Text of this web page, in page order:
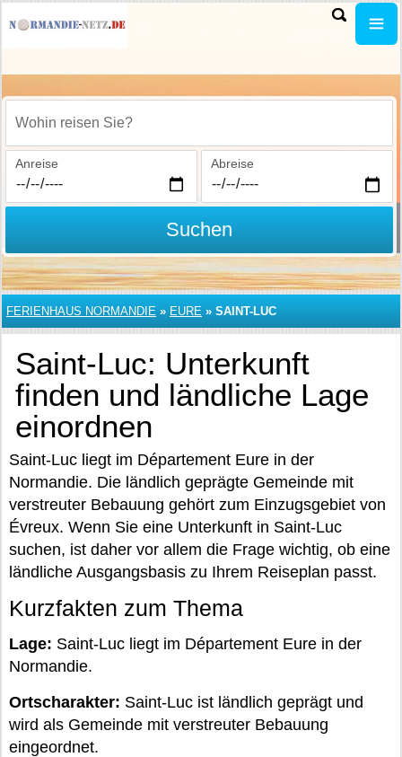
Wohin reisen Sie?
Anreise Abreise
Suchen
FERIENHAUS NORMANDIE » EURE » SAINT-LUC
Saint-Luc: Unterkunft
finden und ländliche Lage
einordnen
Saint-Luc liegt im Département Eure in der
Normandie. Die ländlich geprägte Gemeinde mit
verstreuter Bebauung gehört zum Einzugsgebiet von
Évreux. Wenn Sie eine Unterkunft in Saint-Luc
suchen, ist daher vor allem die Frage wichtig, ob eine
ländliche Ausgangsbasis zu Ihrem Reiseplan passt.
Kurzfakten zum Thema
Lage: Saint-Luc liegt im Département Eure in der
Normandie.
Ortscharakter: Saint-Luc ist ländlich geprägt und
wird als Gemeinde mit verstreuter Bebauung
eingeordnet.